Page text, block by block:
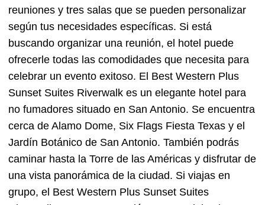
reuniones y tres salas que se pueden personalizar
según tus necesidades específicas. Si está
buscando organizar una reunión, el hotel puede
ofrecerle todas las comodidades que necesita para
celebrar un evento exitoso. El Best Western Plus
Sunset Suites Riverwalk es un elegante hotel para
no fumadores situado en San Antonio. Se encuentra
cerca de Alamo Dome, Six Flags Fiesta Texas y el
Jardín Botánico de San Antonio. También podrás
caminar hasta la Torre de las Américas y disfrutar de
una vista panorámica de la ciudad. Si viajas en
grupo, el Best Western Plus Sunset Suites